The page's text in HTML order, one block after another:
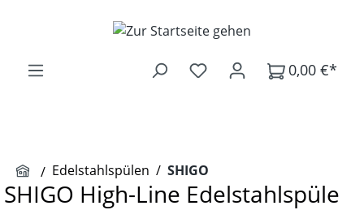
Zum Hauptinhalt springen
0,00 €*
Edelstahlspülen / SHIGO
SHIGO High-Line Edelstahlspüle